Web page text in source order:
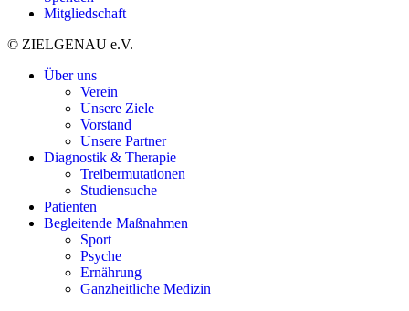
Mitgliedschaft
© ZIELGENAU e.V.
Über uns
Verein
Unsere Ziele
Vorstand
Unsere Partner
Diagnostik & Therapie
Treibermutationen
Studiensuche
Patienten
Begleitende Maßnahmen
Sport
Psyche
Ernährung
Ganzheitliche Medizin